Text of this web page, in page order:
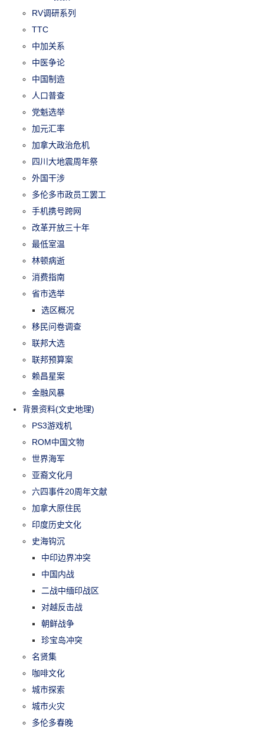
RV调研系列
TTC
中加关系
中医争论
中国制造
人口普查
党魁选举
加元汇率
加拿大政治危机
四川大地震周年祭
外国干涉
多伦多市政员工罢工
手机携号跨网
改革开放三十年
最低室温
林顿病逝
消费指南
省市选举
选区概况
移民问卷调查
联邦大选
联邦预算案
赖昌星案
金融风暴
背景资料(文史地理)
PS3游戏机
ROM中国文物
世界海军
亚裔文化月
六四事件20周年文献
加拿大原住民
印度历史文化
史海钩沉
中印边界冲突
中国内战
二战中缅印战区
对越反击战
朝鲜战争
珍宝岛冲突
名贤集
咖啡文化
城市探索
城市火灾
多伦多春晚